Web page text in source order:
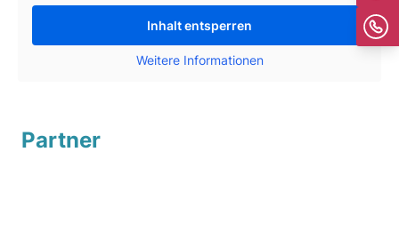
Inhalt entsperren
Weitere Informationen
Partner